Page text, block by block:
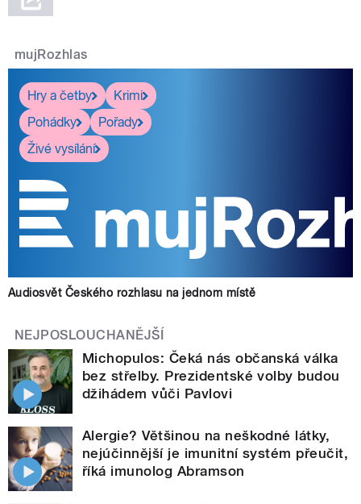
mujRozhlas
Hry a četby
Krimi
Pohádky
Pořady
Živé vysílání
Audiosvět Českého rozhlasu na jednom místě
NEJPOSLOUCHANĚJŠÍ
Michopulos: Čeká nás občanská válka
bez střelby. Prezidentské volby budou
džihádem vůči Pavlovi
Alergie? Většinou na neškodné látky,
nejúčinnější je imunitní systém přeučit,
říká imunolog Abramson